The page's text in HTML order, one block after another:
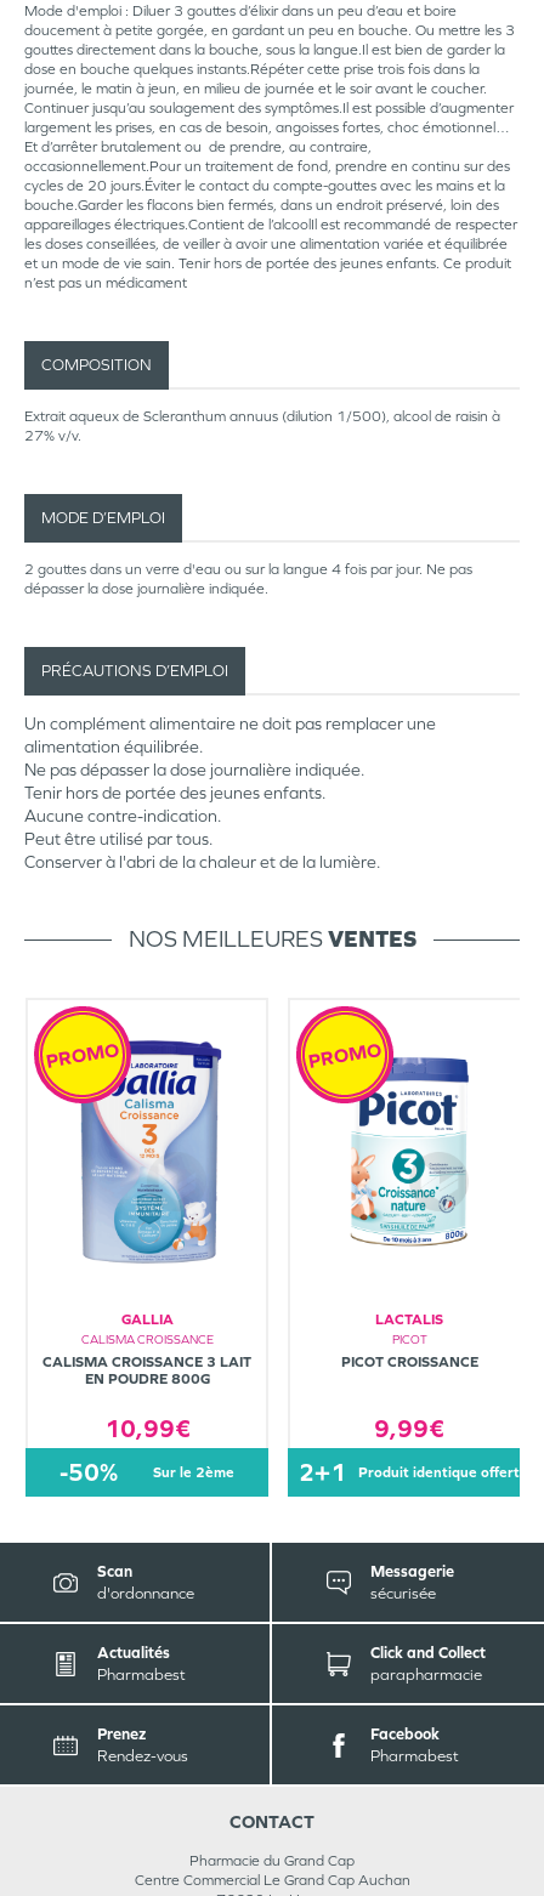
Mode d'emploi : Diluer 3 gouttes d’élixir dans un peu d’eau et boire
doucement à petite gorgée, en gardant un peu en bouche. Ou mettre les 3
gouttes directement dans la bouche, sous la langue.Il est bien de garder la
dose en bouche quelques instants.Répéter cette prise trois fois dans la
journée, le matin à jeun, en milieu de journée et le soir avant le coucher.
Continuer jusqu’au soulagement des symptômes.Il est possible d’augmenter
largement les prises, en cas de besoin, angoisses fortes, choc émotionnel…
Et d’arrêter brutalement ou de prendre, au contraire,
occasionnellement.Pour un traitement de fond, prendre en continu sur des
cycles de 20 jours.Éviter le contact du compte-gouttes avec les mains et la
bouche.Garder les flacons bien fermés, dans un endroit préservé, loin des
appareillages électriques.Contient de l’alcoolIl est recommandé de respecter
les doses conseillées, de veiller à avoir une alimentation variée et équilibrée
et un mode de vie sain. Tenir hors de portée des jeunes enfants. Ce produit
n’est pas un médicament
COMPOSITION
Extrait aqueux de Scleranthum annuus (dilution 1/500), alcool de raisin à
27% v/v.
MODE D’EMPLOI
2 gouttes dans un verre d'eau ou sur la langue 4 fois par jour. Ne pas
dépasser la dose journalière indiquée.
PRÉCAUTIONS D’EMPLOI
Un complément alimentaire ne doit pas remplacer une
alimentation équilibrée.
Ne pas dépasser la dose journalière indiquée.
Tenir hors de portée des jeunes enfants.
Aucune contre-indication.
Peut être utilisé par tous.
Conserver à l'abri de la chaleur et de la lumière.
NOS MEILLEURESVENTES
GALLIA
CALISMA CROISSANCE
CALISMA CROISSANCE 3 LAIT
EN POUDRE 800G
10,99€
PROMO
-50% sur le 2ème
LACTALIS
PICOT
PICOT CROISSANCE
9,99€
PROMO
2+1 produit identique offert
Scan
d'ordonnance
Messagerie
sécurisée
Actualités
Pharmabest
Click and Collect
parapharmacie
Prenez
Rendez-vous
Facebook
Pharmabest
CONTACT
Pharmacie du Grand Cap
Centre Commercial Le Grand Cap Auchan